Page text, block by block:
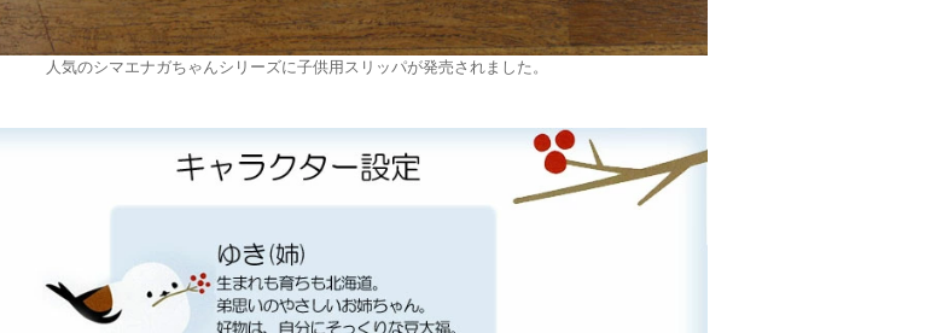
人気のシマエナガちゃんシリーズに子供用スリッパが発売されました。